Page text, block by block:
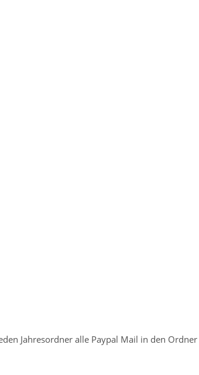
Jahresordner alle Paypal Mail in den